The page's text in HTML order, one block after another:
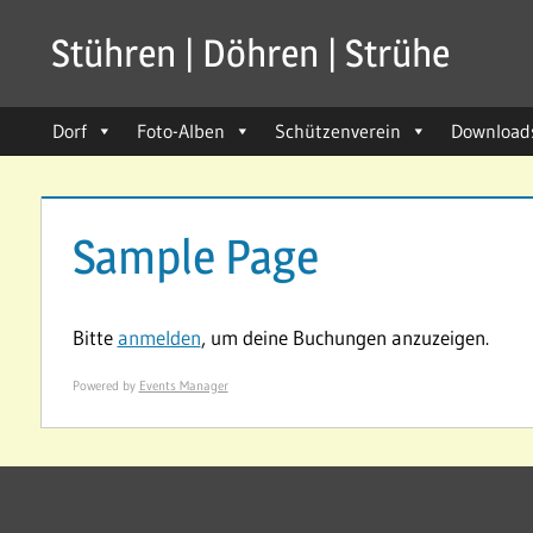
Stühren | Döhren | Strühe
seit
Dorf Foto-Alben Schützenverein
Sample Page
Bitteanmelden, um deine Buchungen anzuzeigen.
Powered by Events Manager